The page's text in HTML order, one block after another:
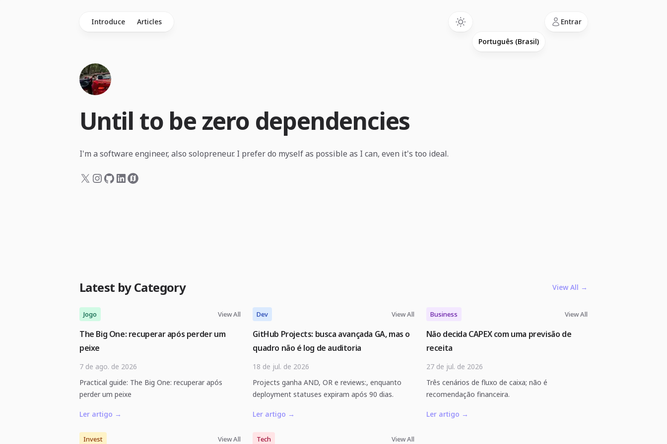
Introduce Articles Entrar
Until to be zero dependencies
I'm a software engineer, also solopreneur. I prefer do myself as possible as I can, even it's too ideal.
Latest by Category View All →
Jogo View All
The Big One: recuperar após perder um
peixe
7 de ago. de 2026
Practical guide: The Big One: recuperar após
perder um peixe
Ler artigo →
Dev View All
GitHub Projects: busca avançada GA, mas o
quadro não é log de auditoria
18 de jul. de 2026
Projects ganha AND, OR e reviews:, enquanto
deployment statuses expiram após 90 dias.
Ler artigo →
Business View All
Não decida CAPEX com uma previsão de
receita
27 de jul. de 2026
Três cenários de fluxo de caixa; não é
recomendação financeira.
Ler artigo →
Invest View All Tech View All